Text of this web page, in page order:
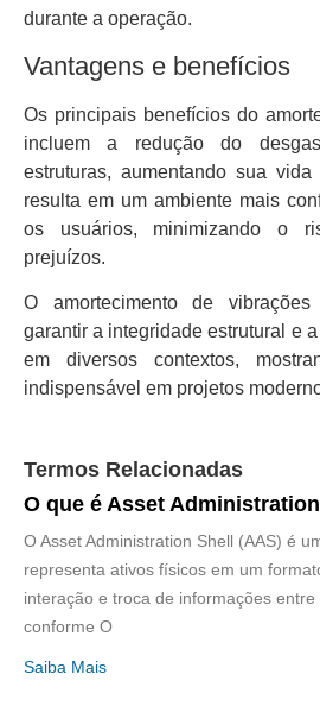
durante a operação.
Vantagens e benefícios
Os principais benefícios do
incluem a redução do
estruturas, aumentando sua
resulta em um ambiente mais
os usuários, minimizando o
prejuízos.
O amortecimento de
garantir a integridade estrutural e
em diversos contextos,
indispensável em projetos
Termos Relacionadas
O que é Asset
O Asset Administration Shell (AAS) é
representa ativos físicos em um
interação e troca de informações
conforme O
Saiba Mais